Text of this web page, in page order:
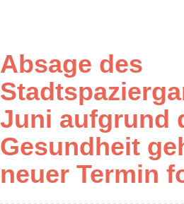
Absage des
Juni aufgrund
Gesundheit
neuer Termin